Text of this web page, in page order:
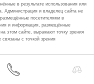
в результате использования или
Администрация и владелец сайта не
посетителями в
и информация, размещённые
этом сайте, выражают точку зрения
связаны с точкой зрения